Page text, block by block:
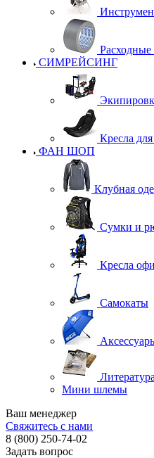
СИМРЕЙСИНГ
Кресла
ФАН ШОП
Клубная
Сумки и
Кресла
Самокаты
Мини шлемы
Ваш менеджер
Свяжитесь с нами
8 (800) 250-74-02
Задать вопрос